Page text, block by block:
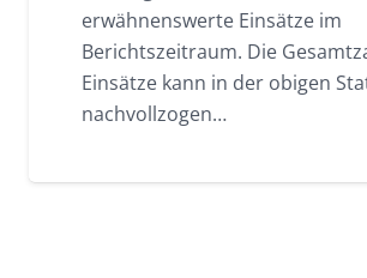
erwähnenswerte Einsätze im
Berichtszeitraum. Die
Einsätze kann in der obigen
nachvollzogen…